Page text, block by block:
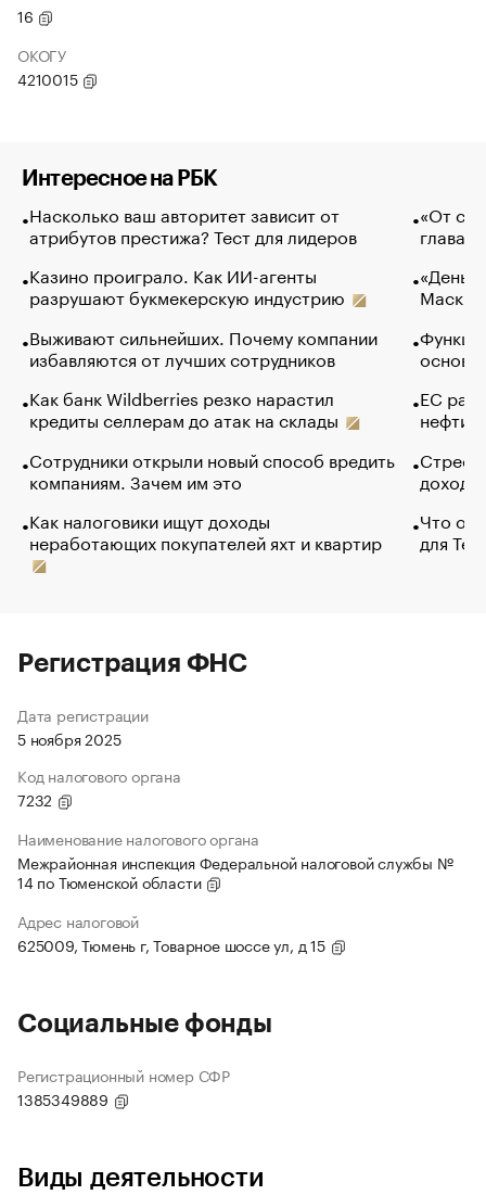
16
ОКОГУ
4210015
Интересное на РБК
Насколько ваш авторитет зависит от
атрибутов престижа? Тест для лидеров
Казино проиграло. Как ИИ-агенты
разрушают букмекерскую индустрию
Выживают сильнейших. Почему компании
избавляются от лучших сотрудников
Как банк Wildberries резко нарастил
кредиты селлерам до атак на склады
Сотрудники открыли новый способ вредить
компаниям. Зачем им это
Как налоговики ищут доходы
неработающих покупателей яхт и квартир
«От
глава
Маск в
основ
ЕС
нефти
Что
для
Регистрация ФНС
Дата регистрации
5 ноября 2025
Код налогового органа
7232
Наименование налогового органа
Межрайонная инспекция Федеральной налоговой службы №
14 по Тюменской области
Адрес налоговой
625009, Тюмень г, Товарное шоссе ул, д 15
Социальные фонды
Регистрационный номер СФР
1385349889
Виды деятельности